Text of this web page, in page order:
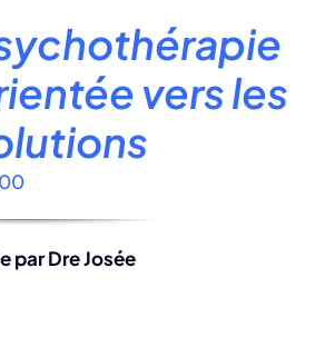
vers les
par Dre Josée